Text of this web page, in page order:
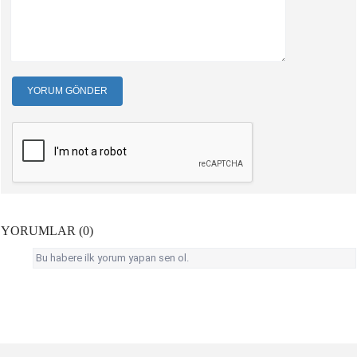
YORUM GÖNDER
YORUMLAR (0)
Bu habere ilk yorum yapan sen ol.